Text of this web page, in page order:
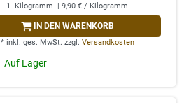
1 Kilogramm | 9,90 € / Kilogramm
IN DEN WARENKORB
* inkl. ges. MwSt. zzgl. Versandkosten
Auf Lager